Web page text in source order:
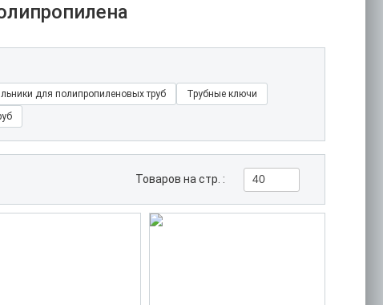
для полипропиленовых труб
Трубные ключи
Товаров на стр. : 40